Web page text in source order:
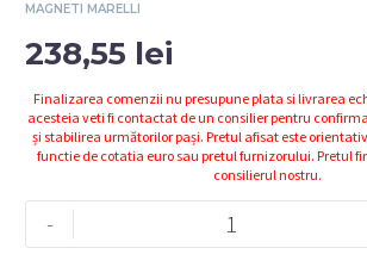
MAGNETI MARELLI
238,55 lei
Finalizarea comenzii nu presupune plata si livrarea
acesteia veti fi contactat de un consilier pentru
și stabilirea următorilor pași. Pretul afisat este
functie de cotatia euro sau pretul furnizorului. Pretul
consilierul nostru.
-
Cantitate
007950024080